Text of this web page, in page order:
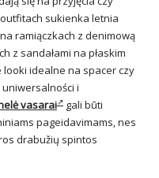
sukienka letnia
ramiączkach z denimową
z sandałami na płaskim
idealne na spacer czy
i
vasarai
gali būti
pageidavimams, nes
drabužių spintos